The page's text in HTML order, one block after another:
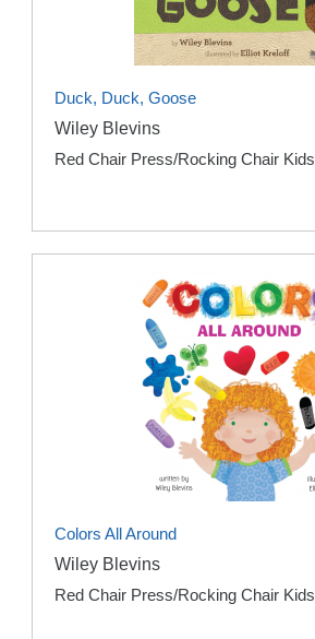
Duck, Duck, Goose
Wiley Blevins
Red Chair Press/Rocking Chair Kids
Colors All Around
Wiley Blevins
Red Chair Press/Rocking Chair Kids